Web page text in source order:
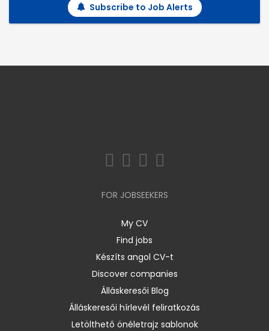
Subscribe to Job Alerts
FOR JOBSEEKERS
My CV
Find jobs
Készíts angol CV-t
Discover companies
Álláskeresői Blog
Álláskeresői hírlevél feliratkozás
Letölthető önéletrajz sablonok